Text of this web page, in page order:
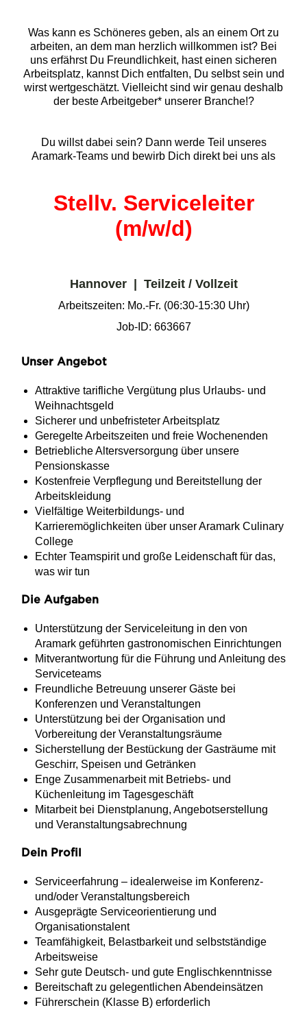
Was kann es Schöneres geben, als an einem Ort zu
arbeiten, an dem man herzlich willkommen ist? Bei
uns erfährst Du Freundlichkeit, hast einen sicheren
Arbeitsplatz, kannst Dich entfalten, Du selbst sein und
wirst wertgeschätzt. Vielleicht sind wir genau deshalb
der beste Arbeitgeber* unserer Branche!?
Du willst dabei sein? Dann werde Teil unseres
Aramark-Teams und bewirb Dich direkt bei uns als
Stellv. Serviceleiter
(m/w/d)
Hannover | Teilzeit / Vollzeit
Arbeitszeiten: Mo.-Fr. (06:30-15:30 Uhr)
Job-ID: 663667
Unser Angebot
Attraktive tarifliche Vergütung plus Urlaubs- und
Weihnachtsgeld
Sicherer und unbefristeter Arbeitsplatz
Geregelte Arbeitszeiten und freie Wochenenden
Betriebliche Altersversorgung über unsere
Pensionskasse
Kostenfreie Verpflegung und Bereitstellung der
Arbeitskleidung
Vielfältige Weiterbildungs- und
Karrieremöglichkeiten über unser Aramark Culinary
College
Echter Teamspirit und große Leidenschaft für das,
was wir tun
Die Aufgaben
Unterstützung der Serviceleitung in den von
Aramark geführten gastronomischen Einrichtungen
Mitverantwortung für die Führung und Anleitung des
Serviceteams
Freundliche Betreuung unserer Gäste bei
Konferenzen und Veranstaltungen
Unterstützung bei der Organisation und
Vorbereitung der Veranstaltungsräume
Sicherstellung der Bestückung der Gasträume mit
Geschirr, Speisen und Getränken
Enge Zusammenarbeit mit Betriebs- und
Küchenleitung im Tagesgeschäft
Mitarbeit bei Dienstplanung, Angebotserstellung
und Veranstaltungsabrechnung
Dein Profil
Serviceerfahrung – idealerweise im Konferenz-
und/oder Veranstaltungsbereich
Ausgeprägte Serviceorientierung und
Organisationstalent
Teamfähigkeit, Belastbarkeit und selbstständige
Arbeitsweise
Sehr gute Deutsch- und gute Englischkenntnisse
Bereitschaft zu gelegentlichen Abendeinsätzen
Führerschein (Klasse B) erforderlich